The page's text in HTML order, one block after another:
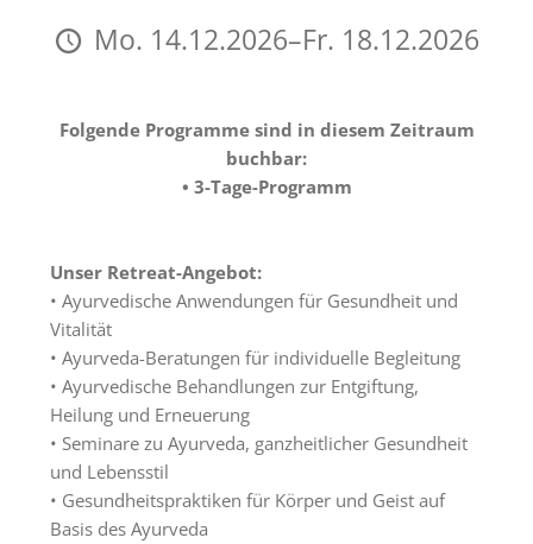
Verpflegung
Tagungspauschalen
Preise
Haus
&
Lage
Mo. 14.12.2026–Fr. 18.12.2026
Folgende Programme sind in diesem Zeitraum
buchbar:
• 3-Tage-Programm
Unser Retreat-Angebot:
• Ayurvedische Anwendungen für Gesundheit und
Vitalität
• Ayurveda-Beratungen für individuelle Begleitung
• Ayurvedische Behandlungen zur Entgiftung,
Heilung und Erneuerung
• Seminare zu Ayurveda, ganzheitlicher Gesundheit
und Lebensstil
• Gesundheitspraktiken für Körper und Geist auf
Basis des Ayurveda